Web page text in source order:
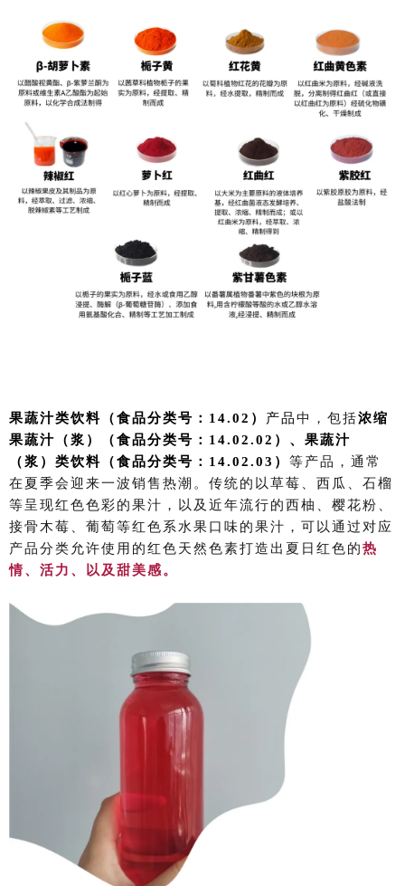
果蔬汁类饮料（食品分类号： 14.02） 产品中，包括浓缩
果蔬汁（浆）
（食品分类号：14.02.02）、果蔬汁
（浆）类饮料（食品分类号： 14.02.03） 等产品，通常
在夏季会迎来一波销售热潮。传统的以草莓、西瓜、石榴
等呈现红色色彩的果汁，以及近年流行的西柚、樱花粉、
接骨木莓、葡萄等红色系水果口味的果汁，可以通过对应
产品分类允许使用的红色天然色素打造出夏日红色的热
情、活力、以及甜美感。